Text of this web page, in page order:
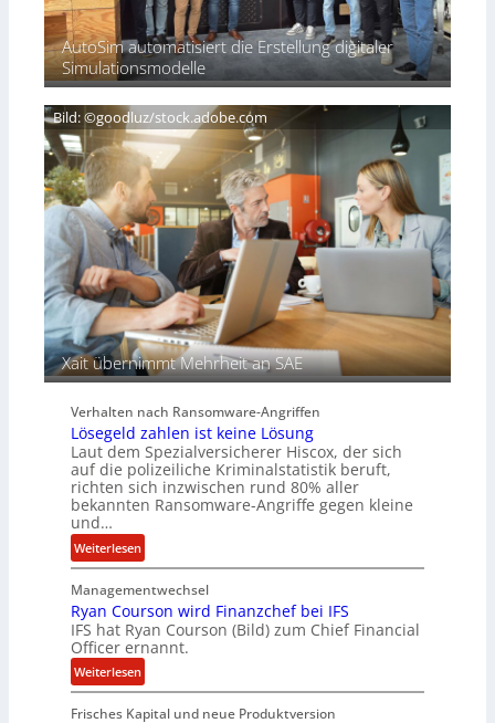
n
t
D
A
H
h
w
e
i
e
n
s
a
u
f
d
e
r
S
p
u
r
r
e
i
g
T
e
c
h
A
g
e
n
c
y
a
r
b
i
t
e
n
z
s
a
m
e
n
AutoSim automatisiert die Erstellung digitaler
Simulationsmodelle
Bild: ©goodluz/stock.adobe.com
Xait übernimmt Mehrheit an SAE
Verhalten nach Ransomware-Angriffen
Lösegeld zahlen ist keine Lösung
Laut dem Spezialversicherer Hiscox, der sich
auf die polizeiliche Kriminalstatistik beruft,
richten sich inzwischen rund 80% aller
bekannten Ransomware-Angriffe gegen kleine
und…
Weiterlesen:
L
ö
s
e
g
e
l
d
Managementwechsel
Ryan Courson wird Finanzchef bei IFS
IFS hat Ryan Courson (Bild) zum Chief Financial
Officer ernannt.
Weiterlesen:
R
y
Frisches Kapital und neue Produktversion